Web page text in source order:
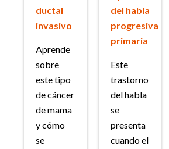
ductal
invasivo
Aprende
sobre
este tipo
de cáncer
de mama
y cómo
se
del habla
progresiva
primaria
Este
trastorno
del habla
se
presenta
cuando el